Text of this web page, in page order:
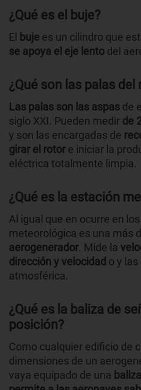
¿Qué es el buje?
El buje es un cilindro que
se apoya el eje lento del
¿Qué son las palas del
Las palas son las aspas de
siglo XXI. Pueden medir de
y son las encargadas de
girar el rotor e iniciar la
eléctrica totalmente limpia.
¿Qué es la estación
Al igual que en ocurre en
meteorológica es una más
aerogenerador. Mide la
dirección y velocidad o y
atmosférica.
¿Qué es la baliza de
posición?
Como cualquier edificio de
dimensiones de un
vaya equipado de una